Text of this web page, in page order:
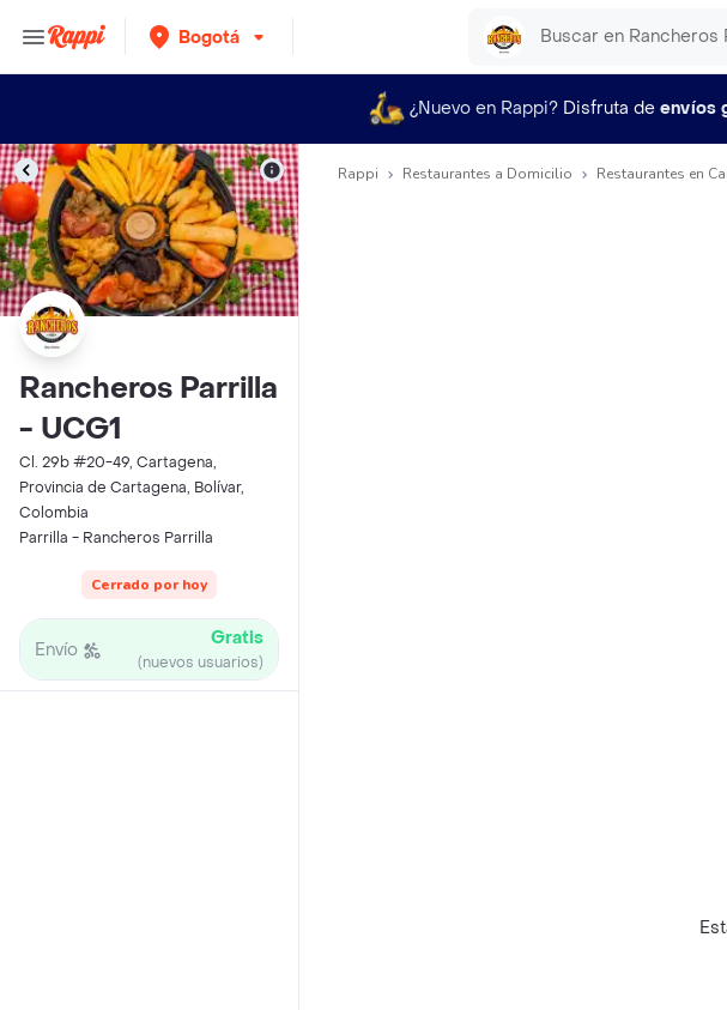
Bogotá
¿Nuevo en Rappi? Disfruta de envíos
Rancheros Parrilla
- UCG1
Cl. 29b #20-49, Cartagena,
Provincia de Cartagena, Bolívar,
Colombia
Parrilla - Rancheros Parrilla
Cerrado por hoy
Envío Gratis
(nuevos usuarios)
Rappi Restaurantes a Domicilio Restaurantes en